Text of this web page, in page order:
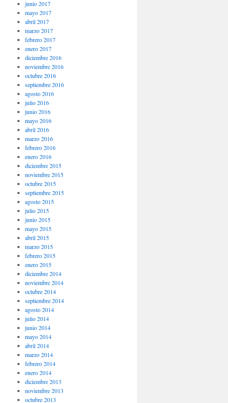
junio 2017
mayo 2017
abril 2017
marzo 2017
febrero 2017
enero 2017
diciembre 2016
noviembre 2016
octubre 2016
septiembre 2016
agosto 2016
julio 2016
junio 2016
mayo 2016
abril 2016
marzo 2016
febrero 2016
enero 2016
diciembre 2015
noviembre 2015
octubre 2015
septiembre 2015
agosto 2015
julio 2015
junio 2015
mayo 2015
abril 2015
marzo 2015
febrero 2015
enero 2015
diciembre 2014
noviembre 2014
octubre 2014
septiembre 2014
agosto 2014
julio 2014
junio 2014
mayo 2014
abril 2014
marzo 2014
febrero 2014
enero 2014
diciembre 2013
noviembre 2013
octubre 2013